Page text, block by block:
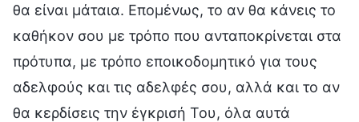
θα είναι μάταια. Επομένως, το αν θα κάνεις το
καθήκον σου με τρόπο που ανταποκρίνεται στα
πρότυπα, με τρόπο εποικοδομητικό για τους
αδελφούς και τις αδελφές σου, αλλά και το αν
θα κερδίσεις την έγκρισή Του, όλα αυτά